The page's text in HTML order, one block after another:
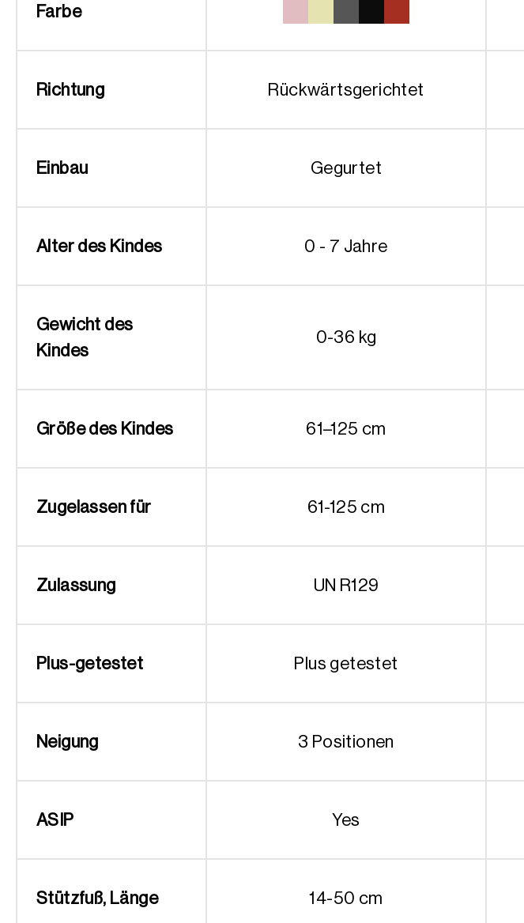
Farbe
Richtung Rückwärtsgerichtet
Einbau Gegurtet
Alter des Kindes 0 - 7 Jahre
Gewicht des
Kindes
0-36 kg
Größe des Kindes 61–125 cm
Zugelassen für 61-125 cm
Zulassung UN R129
Plus-getestet Plus getestet
Neigung 3 Positionen
ASIP Yes
Stützfuß, Länge 14-50 cm